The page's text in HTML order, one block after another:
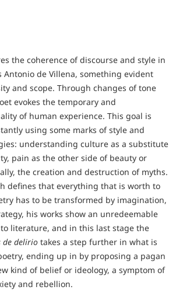
the coherence of discourse and style in
Antonio de Villena, something evident
and scope. Through changes of tone
evokes the temporary and
of human experience. This goal is
using some marks of style and
understanding culture as a substitute
pain as the other side of beauty or
the creation and destruction of myths.
defines that everything that is worth to
has to be transformed by imagination,
his works show an unredeemable
literature, and in this last stage the
de deliriotakes a step further in what is
ending up in by proposing a pagan
kind of belief or ideology, a symptom of
and rebellion.